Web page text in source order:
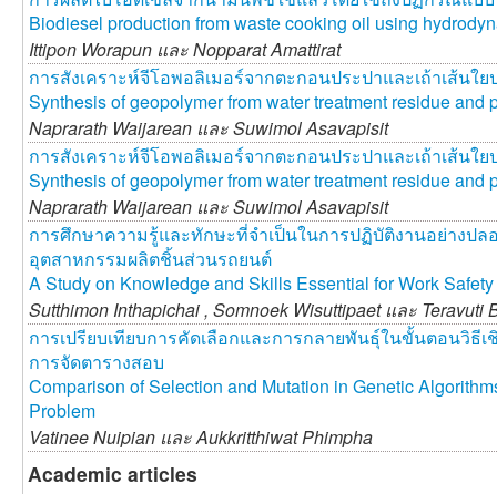
Biodiesel production from waste cooking oil using
Ittipon Worapun และNopparat Amattirat
การสังเคราะห์จีโอพอลิเมอร์จากตะกอนประปาและเถ้าเส้นใ
Synthesis of geopolymer from water treatment residue and
Naprarath Waijarean และSuwimol Asavapisit
การสังเคราะห์จีโอพอลิเมอร์จากตะกอนประปาและเถ้าเส้นใ
Synthesis of geopolymer from water treatment residue and
Naprarath Waijarean และSuwimol Asavapisit
การศึกษาความรู้และทักษะที่จำเป็นในการปฏิบัติงานอย่างป
อุตสาหกรรมผลิตชิ้นส่วนรถยนต์
A Study on Knowledge and Skills Essential for Work
Sutthimon Inthapichai , Somnoek Wisuttipaet และ Teravuti
การเปรียบเทียบการคัดเลือกและการกลายพันธุ์ในขั้นตอนวิ
การจัดตารางสอบ
Comparison of Selection and Mutation in Genetic
Problem
Vatinee Nuipian และAukkritthiwat Phimpha
Academic articles